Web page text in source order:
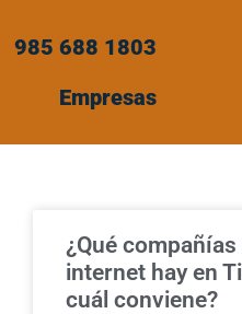
985 688 1803
Empresas
¿Qué compañías
internet hay en
cuál conviene?